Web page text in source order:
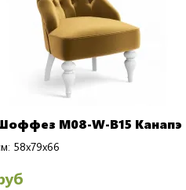
M08-W-B15 Канапэ
58x79x66